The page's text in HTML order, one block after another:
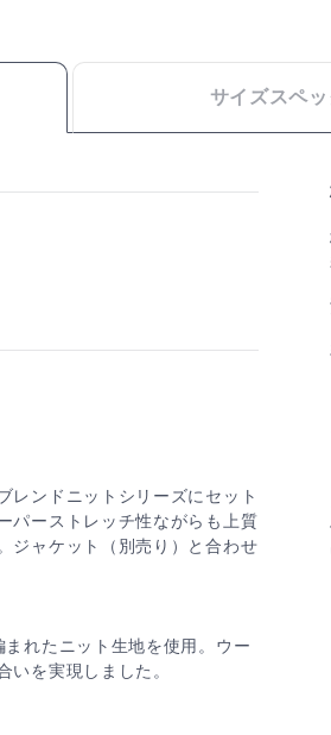
サイズスペッ
レンドニットシリーズにセット
パーストレッチ性ながらも上質
ジャケット（別売り）と合わせ
れたニット生地を使用。ウー
いを実現しました。